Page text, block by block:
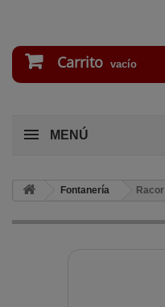
Carrito vacío
MENÚ
Fontanería